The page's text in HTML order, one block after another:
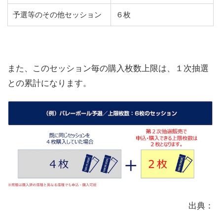
予選等のその他セッション ６枚
また、このセッション毎の購入枚数上限は、１次抽選
との累計になります。
出典：